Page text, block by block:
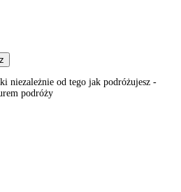
niezależnie od tego jak podróżujesz -
podróży